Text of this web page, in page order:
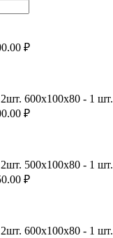
₽
600х100х80 - 1 шт.
₽
500х100х80 - 1 шт.
₽
600х100х80 - 1 шт.